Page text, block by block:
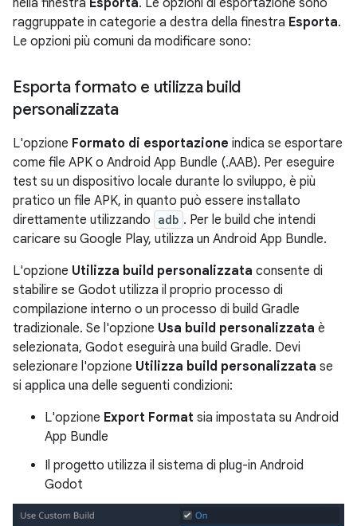
raggruppate in categorie a destra della finestra Esporta.
Le opzioni più comuni da modificare sono:
Esporta formato e utilizza build
personalizzata
L'opzione Formato di esportazione indica se esportare
come file APK o Android App Bundle (.AAB). Per eseguire
test su un dispositivo locale durante lo sviluppo, è più
pratico un file APK, in quanto può essere installato
direttamente utilizzando adb . Per le build che intendi
caricare su Google Play, utilizza un Android App Bundle.
L'opzione Utilizza build personalizzata consente di
stabilire se Godot utilizza il proprio processo di
compilazione interno o un processo di build Gradle
tradizionale. Se l'opzione Usa build personalizzata è
selezionata, Godot eseguirà una build Gradle. Devi
selezionare l'opzione Utilizza build personalizzata se
si applica una delle seguenti condizioni:
L'opzione Export Format sia impostata su Android
App Bundle
Il progetto utilizza il sistema di plug-in Android
Godot